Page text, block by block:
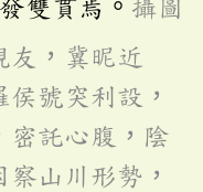
雙貫焉。 攝圖
友，冀昵近
號突利設，
密託心腹，陰
山川形勢，